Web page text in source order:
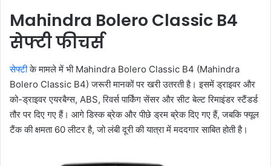
Mahindra Bolero Classic B4
सेफ्टी फीचर्स
सेफ्टीके मामले में भी Mahindra Bolero Classic B4 (Mahindra
Bolero Classic B4) जरूरी मानकों पर खरी उतरती है। इसमें ड्राइवर और
को-ड्राइवर एयरबैग्स, ABS, रिवर्स पार्किंग सेंसर और सीट बेल्ट रिमाइंडर स्टैंडर्ड
तौर पर दिए गए हैं। आगे डिस्क ब्रेक और पीछे ड्रम ब्रेक दिए गए हैं, जबकि फ्यूल
टैंक की क्षमता 60 लीटर है, जो लंबी दूरी की यात्रा में मददगार साबित होती है।